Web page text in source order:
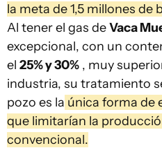
la meta de 1,5 millones de
Al tener el gas deVaca
excepcional, con un
el 25% y 30% , muy
industria, su tratamiento
pozo es la única forma de
que limitarían la
convencional.